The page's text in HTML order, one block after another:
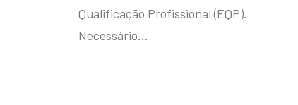
Qualificação Profissional (EQP).
Necessário…